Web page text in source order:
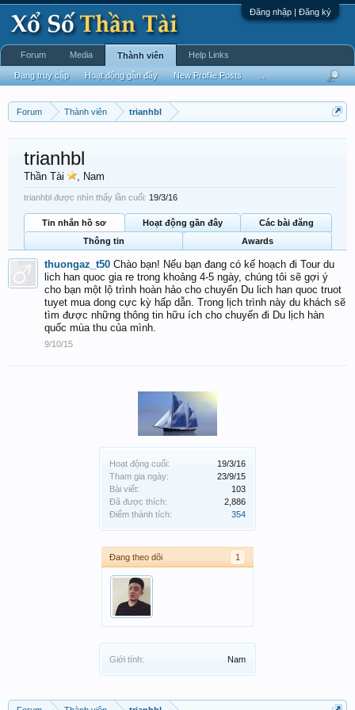
Đăng nhập | Đăng ký
Forum Thành viên trianhbl
Hoạt động cuối:
19/3/16
Tham gia ngày:
23/9/15
Bài viết:
103
Đã được thích:
2,886
Điểm thành tích:
354
Đang theo dõi 1
Giới tính: Nam
trianhbl
Thần Tài , Nam
trianhbl được nhìn thấy lần cuối: 19/3/16
Tin nhắn hồ sơ Hoạt động gần đây
Các bài đăng
Thông tin
Awards
thuongaz_t50 Chào bạn! Nếu bạn đang có kế hoạch đi Tour du
lich han quoc gia re trong khoảng 4-5 ngày, chúng tôi sẽ gợi ý
cho bạn một lộ trình hoàn hảo cho chuyến Du lich han quoc truot
tuyet mua dong cực kỳ hấp dẫn. Trong lịch trình này du khách sẽ
tìm được những thông tin hữu ích cho chuyến đi Du lịch hàn
quốc mùa thu của mình.
9/10/15
Forum Media Thành viên
Đang truy cập Hoạt động gần đây New Profile Posts
Help Links